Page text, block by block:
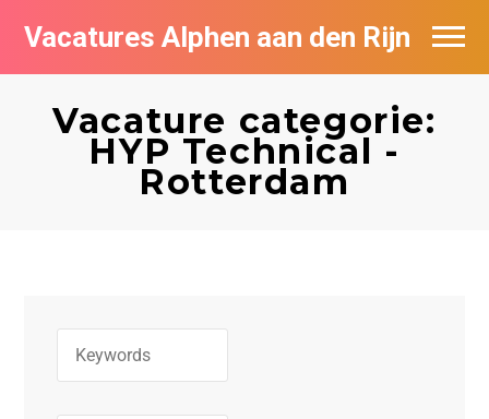
Vacatures Alphen aan den Rijn
Vacature categorie:
HYP Technical -
Rotterdam
Vacatures per bedrijf in Alphen aan den
Rijn
De populairste vacatures in Alphen aan